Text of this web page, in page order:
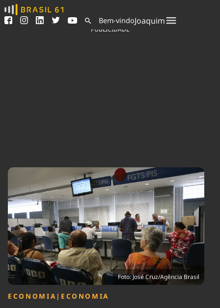
Ver todas as notícias
Podcasts
Indicadores
Agronegócios
Brasil
Brasil Mineral
Ciência &
Tecnologia
Cinema
Comportamento
Cultura
Economia
Educação
Infraestrutura
Internacional
Meio Ambiente
Podcast
Política
Saúde
Tempo
Bem-vindoJoaquim
PUBLICIDADE
Foto: José Cruz/Agência Brasil
ECONOMIA | ECONOMIA